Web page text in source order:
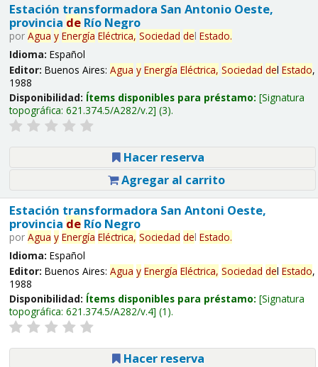
Estación transformadora San Antonio Oeste,
provincia deRío Negro
por Agua y Energía Eléctrica, Sociedad del Estado.
Idioma: Español
Editor: Buenos Aires: Agua y Energía Eléctrica, Sociedad del Estado,
1988
Disponibilidad: Ítems disponibles para préstamo: Signatura
topográfica: 621.374.5/A282/v.2 (3).
Hacer reserva
Agregar al carrito
Estación transformadora San Antoni Oeste,
provincia deRío Negro
por Agua y Energía Eléctrica, Sociedad del Estado.
Idioma: Español
Editor: Buenos Aires: Agua y Energía Eléctrica, Sociedad del Estado,
1988
Disponibilidad: Ítems disponibles para préstamo: Signatura
topográfica: 621.374.5/A282/v.4 (1).
Hacer reserva